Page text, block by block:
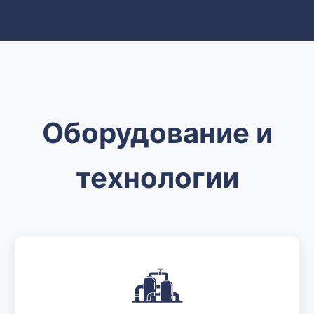
Оборудование и
технологии